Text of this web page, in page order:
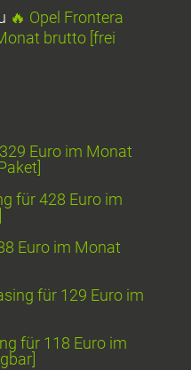
🔥 Opel Frontera
brutto [frei
Euro im Monat
für 428 Euro im
Euro im Monat
für 129 Euro im
für 118 Euro im